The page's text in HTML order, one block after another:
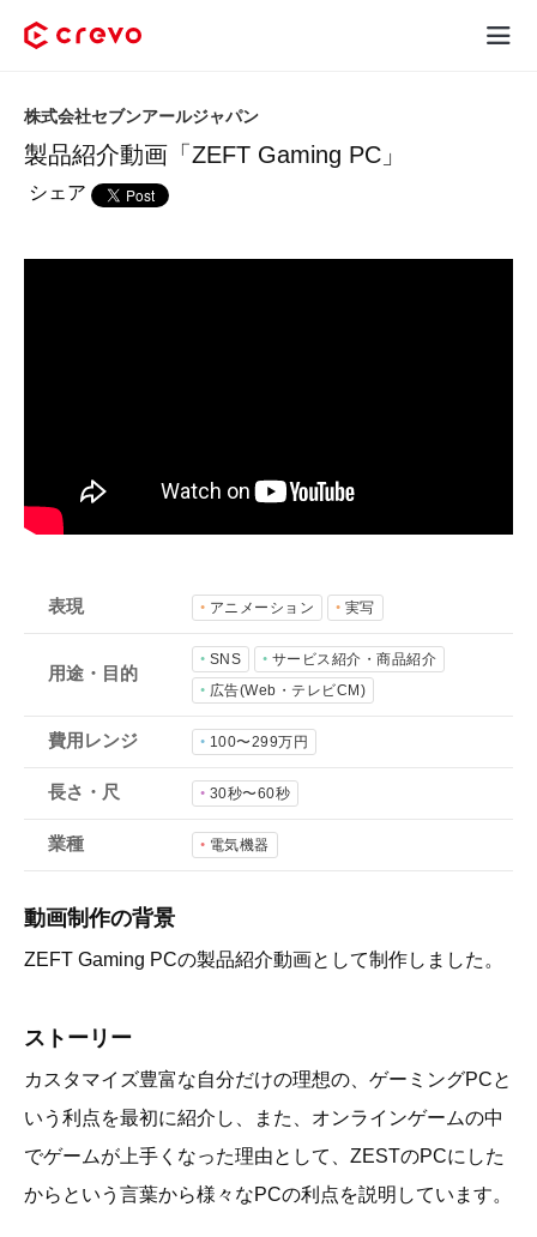
採用コンテンツ制作
お役立ち情報
会社概要
採用情報
- 動画に関するご相談はこちら -
お問合わせ・無料見積もり
資料ダウンロード
製品紹介動画「ZEFT Gaming PC」
株式会社セブンアールジャパン
シェア
表現 アニメーション 実写
用途・目的
SNS
サービス紹介・商品紹介
広告(Web・テレビCM)
費用レンジ 100〜299万円
長さ・尺 30秒〜60秒
業種 電気機器
動画制作の背景
ZEFT Gaming PCの製品紹介動画として制作しました。
ストーリー
カスタマイズ豊富な自分だけの理想の、ゲーミングPCと
いう利点を最初に紹介し、また、オンラインゲームの中
でゲームが上手くなった理由として、ZESTのPCにした
からという言葉から様々なPCの利点を説明しています。